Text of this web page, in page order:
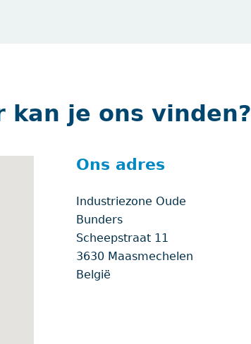
kan je ons vinden?
Ons adres
Industriezone Oude
Bunders
Scheepstraat 11
3630 Maasmechelen
België